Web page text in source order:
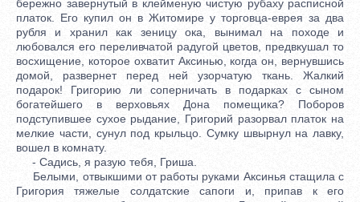
бережно завернутый в клейменую чистую рубаху расписной
платок. Его купил он в Житомире у торговца-еврея за два
рубля и хранил как зеницу ока, вынимал на походе и
любовался его переливчатой радугой цветов, предвкушал то
восхищение, которое охватит Аксинью, когда он, вернувшись
домой, развернет перед ней узорчатую ткань. Жалкий
подарок! Григорию ли соперничать в подарках с сыном
богатейшего в верховьях Дона помещика? Поборов
подступившее сухое рыдание, Григорий разорвал платок на
мелкие части, сунул под крыльцо. Сумку швырнул на лавку,
вошел в комнату.
- Садись, я разую тебя, Гриша.
Белыми, отвыкшими от работы руками Аксинья стащила с
Григория тяжелые солдатские сапоги и, припав к его